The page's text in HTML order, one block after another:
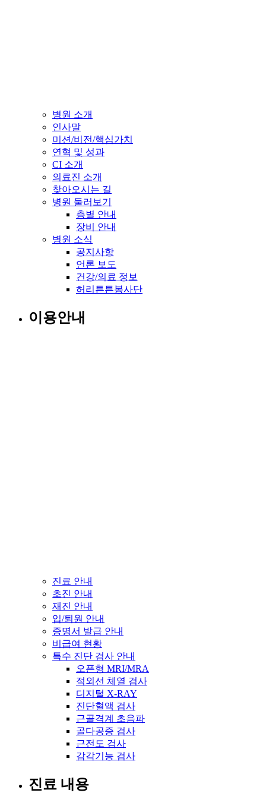
병원 소개
인사말
미션/비전/핵심가치
연혁 및 성과
CI 소개
의료진 소개
찾아오시는 길
병원 둘러보기
층별 안내
장비 안내
병원 소식
공지사항
언론 보도
건강/의료 정보
허리튼튼봉사단
이용안내
진료 안내
초진 안내
재진 안내
입/퇴원 안내
증명서 발급 안내
비급여 현황
특수 진단 검사 안내
오픈형 MRI/MRA
적외선 체열 검사
디지털 X-RAY
진단혈액 검사
근골격계 초음파
골다공증 검사
근전도 검사
감각기능 검사
진료 내용